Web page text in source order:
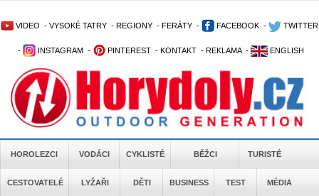
VIDEO - VYSOKÉ TATRY - REGIONY - FERÁTY - FACEBOOK - TWITTER
- INSTAGRAM - PINTEREST - KONTAKT - REKLAMA - ENGLISH
HOROLEZCI VODÁCI CYKLISTÉ BĚŽCI TURISTÉ
CESTOVATELÉ LYŽAŘI DĚTI BUSINESS TEST MÉDIA